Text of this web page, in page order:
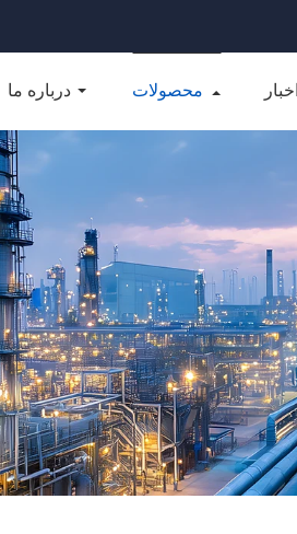
درباره ما محصولات اخبار